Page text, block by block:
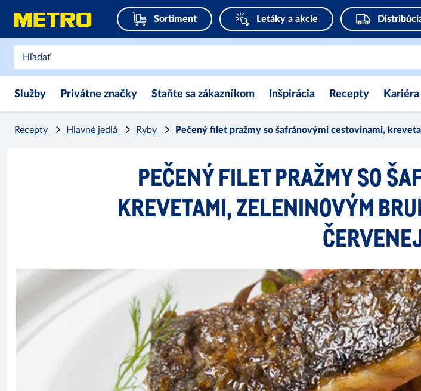
Sortiment Letáky a akcie
Služby Privátne značky Staňte sa zákazníkom Inšpirácia Recepty Kariéra
Recepty Hlavné jedlá Ryby Pečený filet pražmy so šafránovými cestovinami,
PEČENÝ FILET PRAŽMY SO
KREVETAMI, ZELENINOVÝM